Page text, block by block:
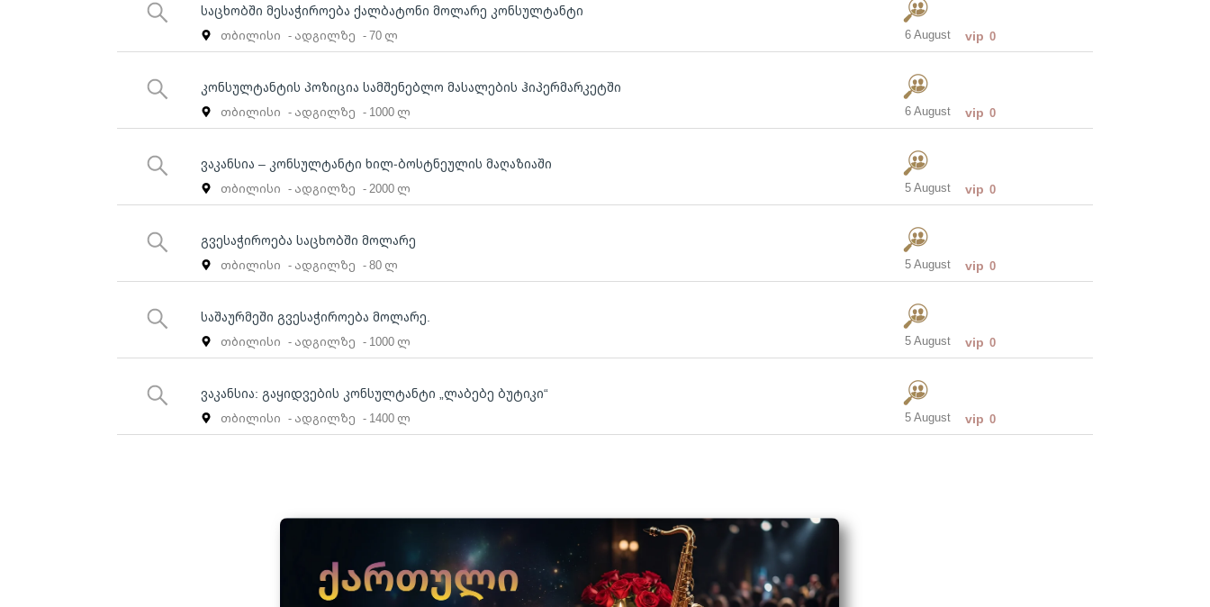
საცხობში მესაჭიროება ქალბატონი მოლარე კონსულტანტი
თბილისი - ადგილზე - 70 ლ 6 August vip 0
კონსულტანტის პოზიცია სამშენებლო მასალების ჰიპერმარკეტში
თბილისი - ადგილზე - 1000 ლ 6 August vip 0
ვაკანსია – კონსულტანტი ხილ-ბოსტნეულის მაღაზიაში
თბილისი - ადგილზე - 2000 ლ 5 August vip 0
გვესაჭიროება საცხობში მოლარე
თბილისი - ადგილზე - 80 ლ 5 August vip 0
საშაურმეში გვესაჭიროება მოლარე.
თბილისი - ადგილზე - 1000 ლ 5 August vip 0
ვაკანსია: გაყიდვების კონსულტანტი „ლაბებე ბუტიკი“
თბილისი - ადგილზე - 1400 ლ 5 August vip 0